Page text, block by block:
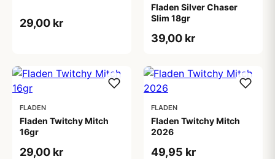
29,00 kr
Fladen Silver Chaser
Slim 18gr
39,00 kr
FLADEN
Fladen Twitchy Mitch
16gr
29,00 kr
FLADEN
Fladen Twitchy Mitch
2026
49,95 kr